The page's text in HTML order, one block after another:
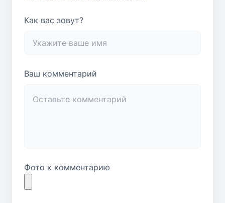
Как вас зовут?
Ваш комментарий
Фото к комментарию